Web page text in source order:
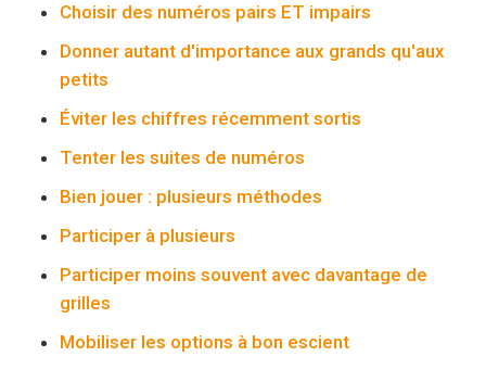
Choisir des numéros pairs ET impairs
Donner autant d'importance aux grands qu'aux
petits
Éviter les chiffres récemment sortis
Tenter les suites de numéros
Bien jouer : plusieurs méthodes
Participer à plusieurs
Participer moins souvent avec davantage de
grilles
Mobiliser les options à bon escient